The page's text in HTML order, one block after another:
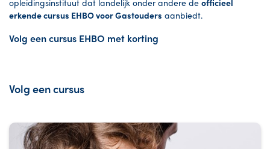
opleidingsinstituut dat landelijk onder andere de officieel
erkende cursus EHBO voor Gastouders aanbiedt.
Volg een cursus EHBO met korting
Volg een cursus